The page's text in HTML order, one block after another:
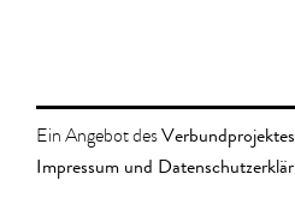
Ein Angebot des
Impressum und